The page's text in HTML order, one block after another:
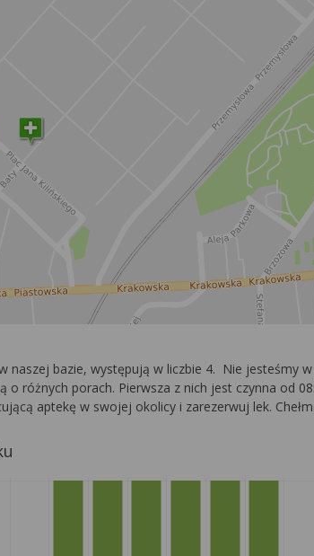
naszej bazie, występują w liczbie 4. Nie jesteśmy
różnych porach. Pierwsza z nich jest czynna od
aptekę w swojej okolicy i zarezerwuj lek.